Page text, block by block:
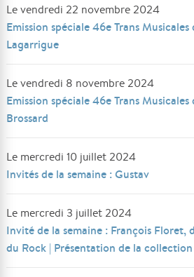
Le vendredi 22 novembre 2024
Emission spéciale 46e Trans Musicales
Lagarrigue
Le vendredi 8 novembre 2024
Emission spéciale 46e Trans Musicales
Brossard
Le mercredi 10 juillet 2024
Invités de la semaine : Gustav
Le mercredi 3 juillet 2024
Invité de la semaine : François Floret,
du Rock | Présentation de la